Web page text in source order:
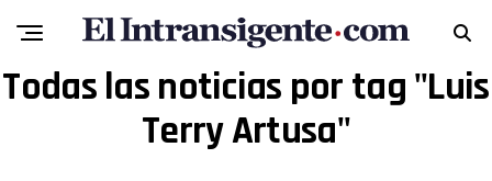
Todas las noticias por tag "Luis
Terry Artusa"